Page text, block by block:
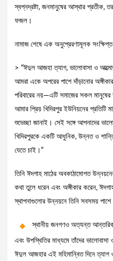
স্বপ্নদ্রষ্টা, জনমানুষের আস্থার প্রতীক,
ফজল।
নামাজ শেষে এক অনুপ্রেরণামূলক
> “ঈদুল আজহা ত্যাগ, ভালোবাসা ও
আমরা একে অপরের পাশে দাঁড়ানোর
পরিবারের নয়—এটি সমাজের সকল
আমার প্রিয় খিদিরপুর ইউনিয়নের প্রতিটি
শুভেচ্ছা জানাই। সেই সঙ্গে আপনাদের
খিদিরপুরকে একটি আধুনিক, উন্নত ও
যেতে চাই।”
তিনি ঈদগাহ মাঠের অবকাঠামোগত
কথা তুলে ধরেন এবং অঙ্গীকার করেন,
স্থাপনাগুলোর উন্নয়নে তিনি সবসময় পাশে
স্থানীয় জনগণও অত্যন্ত
এবং উপস্থিতির মাধ্যমে তাঁদের
ঈদুল আজহার এই মহিমান্বিত দিনে ত্যাগ